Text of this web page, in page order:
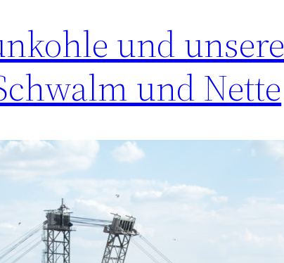
und unsere
und Nette